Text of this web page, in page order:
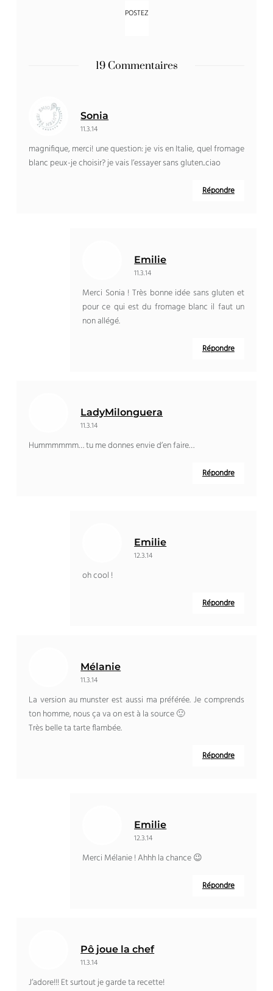
19 Commentaires
Sonia
11.3.14
magnifique, merci! une question: je vis en Italie, quel fromage
blanc peux-je choisir? je vais l’essayer sans gluten..ciao
Répondre
Emilie
11.3.14
Merci Sonia ! Très bonne idée sans gluten et
pour ce qui est du fromage blanc il faut un
non allégé.
Répondre
LadyMilonguera
11.3.14
Hummmmmm… tu me donnes envie d’en faire…
Répondre
Emilie
12.3.14
oh cool !
Répondre
Mélanie
11.3.14
La version au munster est aussi ma préférée. Je comprends
ton homme, nous ça va on est à la source 🙂
Très belle ta tarte flambée.
Répondre
Emilie
12.3.14
Merci Mélanie ! Ahhh la chance 😉
Répondre
Pô joue la chef
11.3.14
J’adore!!! Et surtout je garde ta recette!